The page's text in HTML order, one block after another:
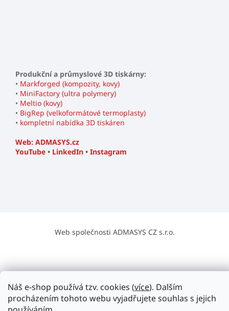
Náš e-shop používá tzv. cookies (více). Dalším
procházením tohoto webu vyjadřujete souhlas s jejich
Produkční a průmyslové 3D tiskárny:
• Markforged (kompozity, kovy)
• MiniFactory (ultra polymery)
• Meltio (kovy)
• BigRep (velkoformátové termoplasty)
• kompletní nabídka 3D tiskáren
Web: ADMASYS.cz
YouTube • LinkedIn • Instagram
Web společnosti ADMASYS CZ s.r.o.